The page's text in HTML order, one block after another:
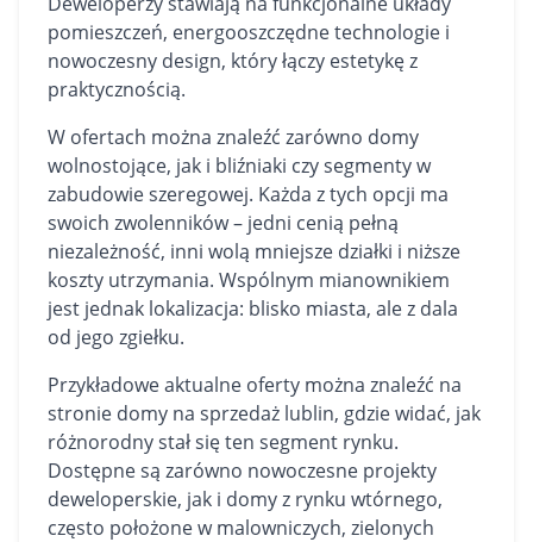
pomieszczeń, energooszczędne technologie i
nowoczesny design, który łączy estetykę z
praktycznością.
W ofertach można znaleźć zarówno domy
wolnostojące, jak i bliźniaki czy segmenty w
zabudowie szeregowej. Każda z tych opcji ma
swoich zwolenników – jedni cenią pełną
niezależność, inni wolą mniejsze działki i niższe
koszty utrzymania. Wspólnym mianownikiem
jest jednak lokalizacja: blisko miasta, ale z dala
od jego zgiełku.
Przykładowe aktualne oferty można znaleźć na
stronie domy na sprzedaż lublin, gdzie widać, jak
różnorodny stał się ten segment rynku.
Dostępne są zarówno nowoczesne projekty
deweloperskie, jak i domy z rynku wtórnego,
często położone w malowniczych, zielonych